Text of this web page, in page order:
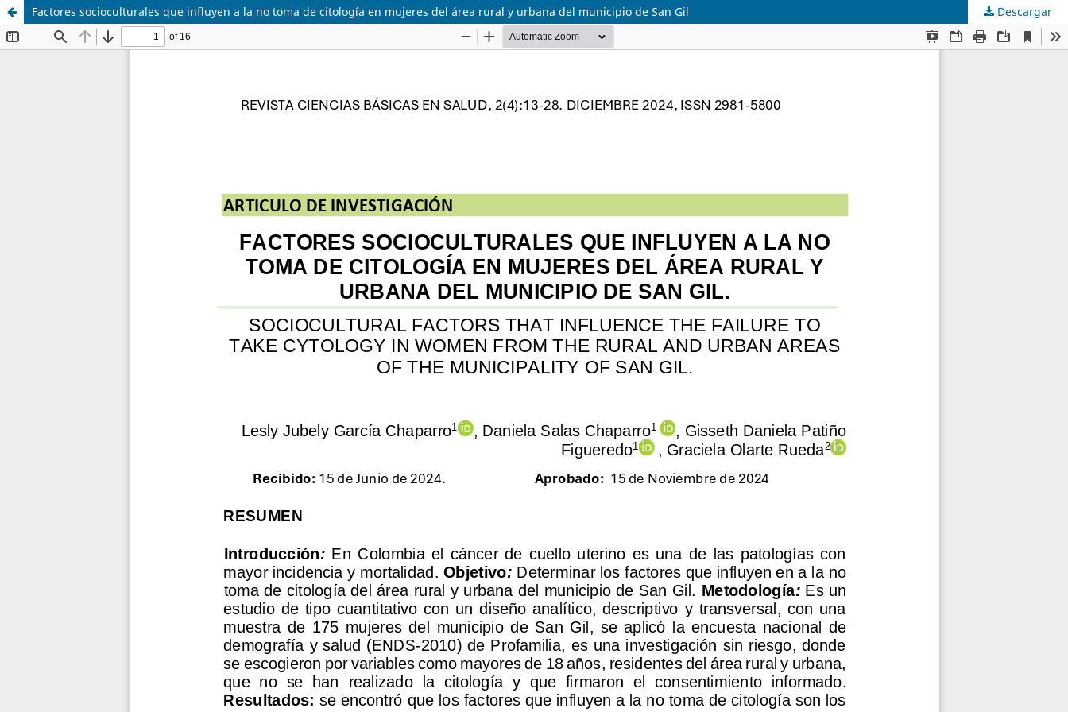
Factores socioculturales que influyen a la no toma de citología en mujeres del área rural y urbana del municipio de San Gil Descargar